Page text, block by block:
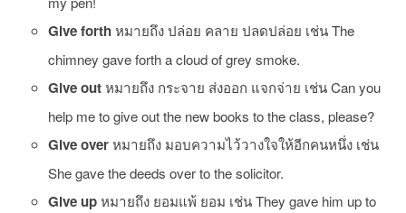
Give forthหมายถึง ปล่อย คลาย ปลดปล่อย เช่น The
chimney gave forth a cloud of grey smoke.
Give outหมายถึง กระจาย ส่งออก แจกจ่าย เช่น Can you
help me to give out the new books to the class, please?
Give overหมายถึง มอบความไว้วางใจให้อีกคนหนึ่ง เช่น
She gave the deeds over to the solicitor.
Give upหมายถึง ยอมแพ้ ยอม เช่น They gave him up to